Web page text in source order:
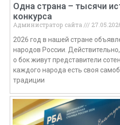
Одна страна – тысячи
конкурса
Администратор сайта
2026 год в нашей стране
народов России.
о бок живут представители
каждого народа есть своя
традиции